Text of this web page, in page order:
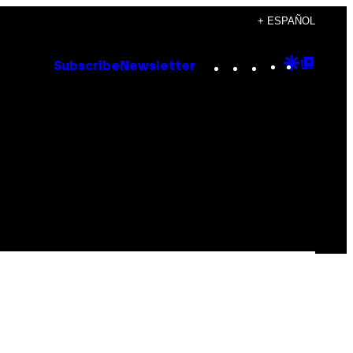
+ ESPAÑOL
Subscribe Newsletter Instagram
TikTok
YouTube
Google